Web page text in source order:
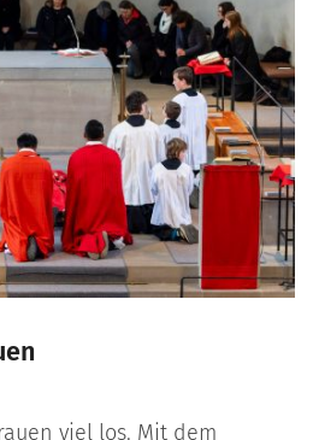
viel los. Mit dem